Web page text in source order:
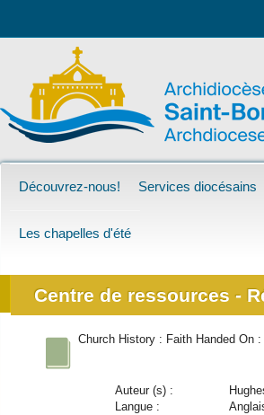
Découvrez-nous! Services diocésains
Les chapelles d'été
Centre de ressources -
Church History : Faith Handed On
Auteur (s) :
Langue :